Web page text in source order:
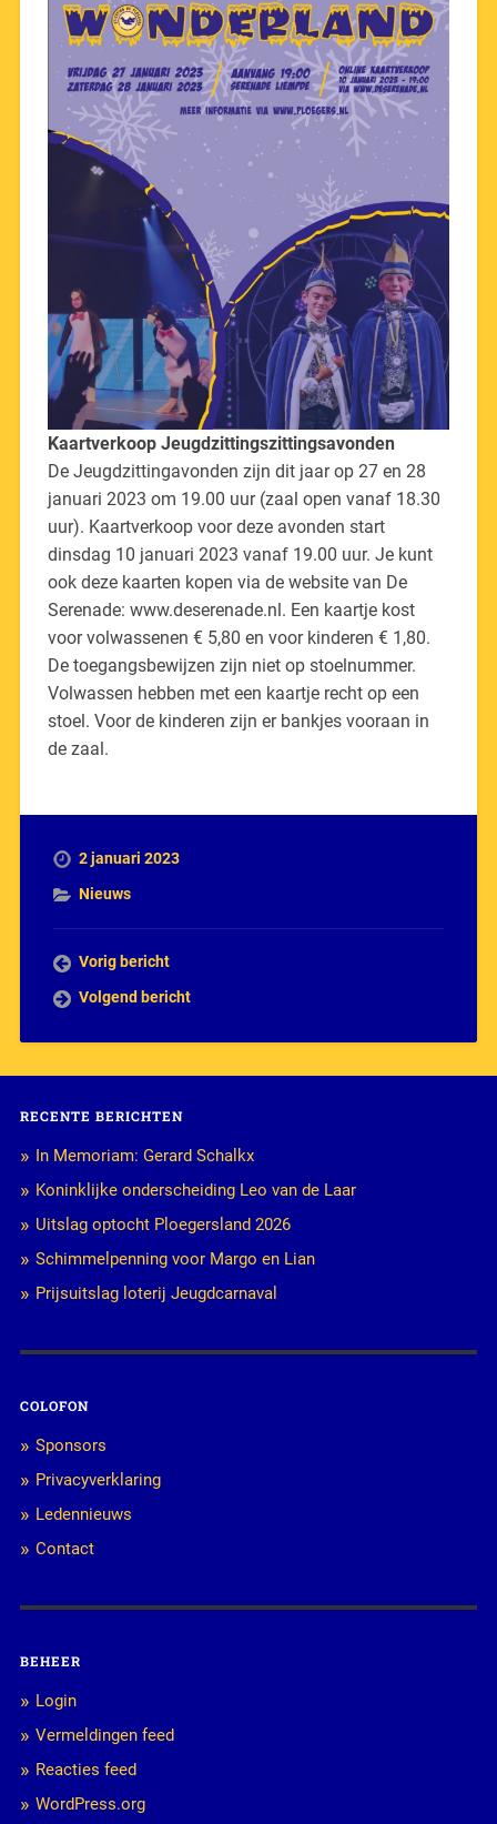
Kaartverkoop Jeugdzittingszittingsavonden
De Jeugdzittingavonden zijn dit jaar op 27 en 28
januari 2023 om 19.00 uur (zaal open vanaf 18.30
uur). Kaartverkoop voor deze avonden start
dinsdag 10 januari 2023 vanaf 19.00 uur. Je kunt
ook deze kaarten kopen via de website van De
Serenade: www.deserenade.nl. Een kaartje kost
voor volwassenen € 5,80 en voor kinderen € 1,80.
De toegangsbewijzen zijn niet op stoelnummer.
Volwassen hebben met een kaartje recht op een
stoel. Voor de kinderen zijn er bankjes vooraan in
de zaal.
2 januari 2023
Nieuws
Vorig bericht
Volgend bericht
RECENTE BERICHTEN
In Memoriam: Gerard Schalkx
Koninklijke onderscheiding Leo van de Laar
Uitslag optocht Ploegersland 2026
Schimmelpenning voor Margo en Lian
Prijsuitslag loterij Jeugdcarnaval
COLOFON
Sponsors
Privacyverklaring
Ledennieuws
Contact
BEHEER
Login
Vermeldingen feed
Reacties feed
WordPress.org